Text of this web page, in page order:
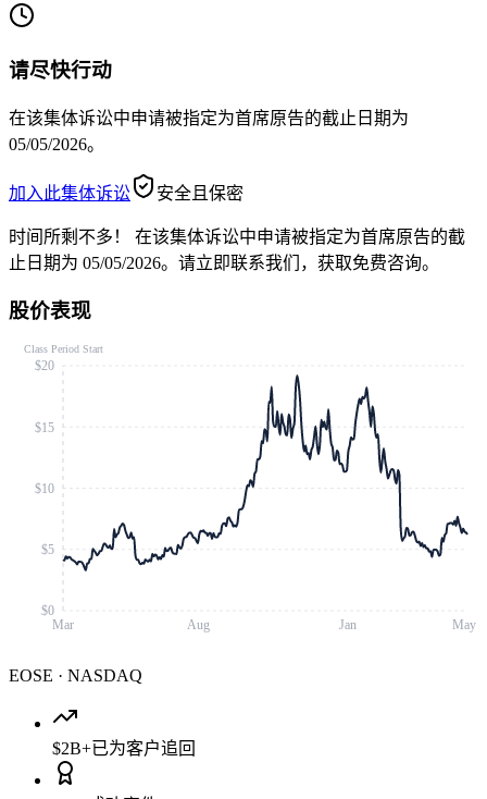
请尽快行动
在该集体诉讼中申请被指定为首席原告的截止日期为
05/05/2026。
加入此集体诉讼 安全且保密
时间所剩不多！
在该集体诉讼中申请被指定为首席原告的截
止日期为 05/05/2026。请立即联系我们，获取免费咨询。
股价表现
Mar Aug Jan May
$0
$5
$10
$15
$20
Class Period Start
EOSE · NASDAQ
$2B+已为客户追回